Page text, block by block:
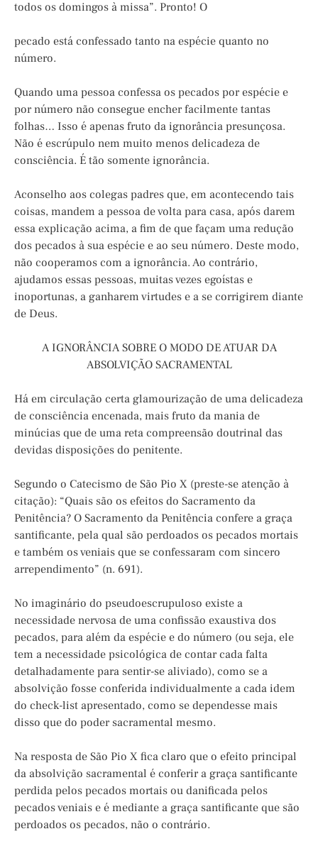
todos os domingos à missa”. Pronto! O
pecado está confessado tanto na espécie quanto no
número.
Quando uma pessoa confessa os pecados por espécie e
por número não consegue encher facilmente tantas
folhas… Isso é apenas fruto da ignorância presunçosa.
Não é escrúpulo nem muito menos delicadeza de
consciência. É tão somente ignorância.
Aconselho aos colegas padres que, em acontecendo tais
coisas, mandem a pessoa de volta para casa, após darem
essa explicação acima, a fim de que façam uma redução
dos pecados à sua espécie e ao seu número. Deste modo,
não cooperamos com a ignorância. Ao contrário,
ajudamos essas pessoas, muitas vezes egoístas e
inoportunas, a ganharem virtudes e a se corrigirem diante
de Deus.
A IGNORÂNCIA SOBRE O MODO DE ATUAR DA
ABSOLVIÇÃO SACRAMENTAL
Há em circulação certa glamourização de uma delicadeza
de consciência encenada, mais fruto da mania de
minúcias que de uma reta compreensão doutrinal das
devidas disposições do penitente.
Segundo o Catecismo de São Pio X (preste-se atenção à
citação): “Quais são os efeitos do Sacramento da
Penitência? O Sacramento da Penitência confere a graça
santificante, pela qual são perdoados os pecados mortais
e também os veniais que se confessaram com sincero
arrependimento” (n. 691).
No imaginário do pseudoescrupuloso existe a
necessidade nervosa de uma confissão exaustiva dos
pecados, para além da espécie e do número (ou seja, ele
tem a necessidade psicológica de contar cada falta
detalhadamente para sentir-se aliviado), como se a
absolvição fosse conferida individualmente a cada idem
do check-list apresentado, como se dependesse mais
disso que do poder sacramental mesmo.
Na resposta de São Pio X fica claro que o efeito principal
da absolvição sacramental é conferir a graça santificante
perdida pelos pecados mortais ou danificada pelos
pecados veniais e é mediante a graça santificante que são
perdoados os pecados, não o contrário.